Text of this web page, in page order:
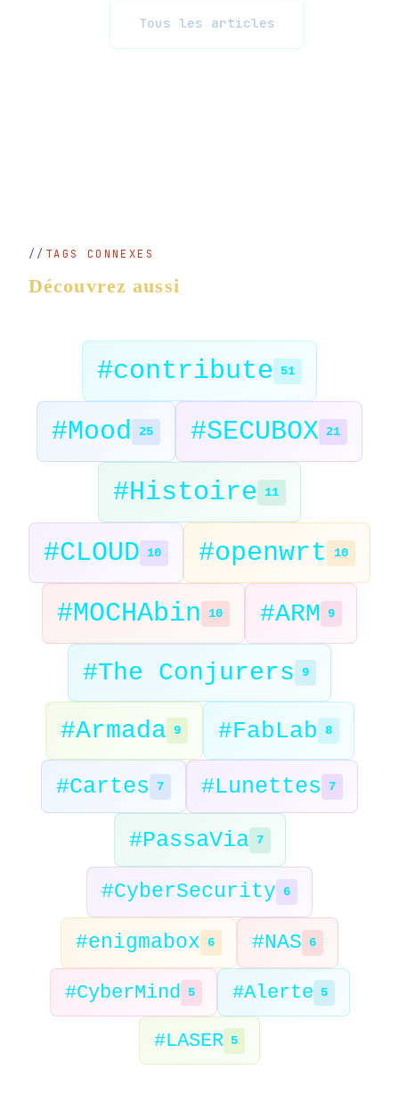
Tous les articles
TAGS CONNEXES
Découvrez aussi
#contribute 51
#Mood 25 #SECUBOX 21
#Histoire 11
#CLOUD 10 #openwrt 10
#MOCHAbin 10 #ARM 9
#The Conjurers 9
#Armada 9 #FabLab 8
#Cartes 7 #Lunettes 7
#PassaVia 7
#CyberSecurity 6
#enigmabox 6 #NAS 6
#CyberMind 5 #Alerte 5
#LASER 5